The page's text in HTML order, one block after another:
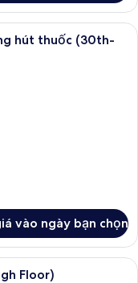
ngủ, két bảo mật tại phòng,
hút thuốc (30th-
vào ngày bạn chọn
ngủ, két bảo mật tại phòng,
Floor)